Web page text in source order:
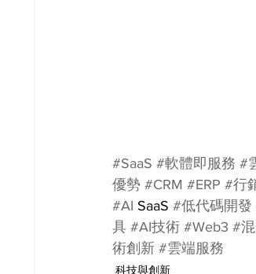
#SaaS #軟體即服務 #
優勢 #CRM #ERP #行
#AI SaaS #低代碼開發
具 #AI技術 #Web3 #
術創新 #雲端服務
科技與創新